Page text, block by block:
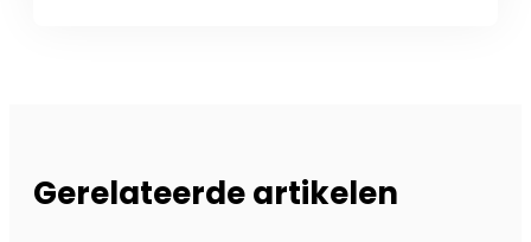
Gerelateerde artikelen